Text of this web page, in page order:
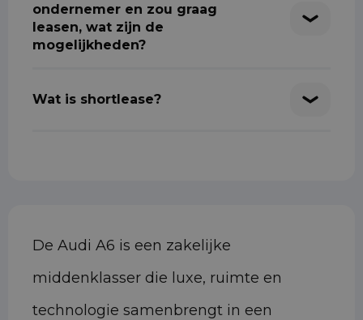
ondernemer en zou graag
leasen, wat zijn de
mogelijkheden?
Wat is shortlease?
De Audi A6 is een zakelijke
middenklasser die luxe, ruimte en
technologie samenbrengt in een